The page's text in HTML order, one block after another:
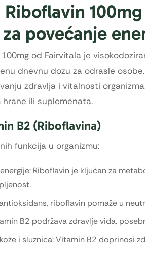
povećanje
od Fairvitala je
dnevnu dozu za odrasle
zdravlja i vitalnosti
ili suplemenata.
B2 (Riboflavina)
funkcija u organizmu:
Riboflavin je ključan za
riboflavin pomaže u
B2 podržava zdravlje vida,
i sluznica: Vitamin B2 doprinosi